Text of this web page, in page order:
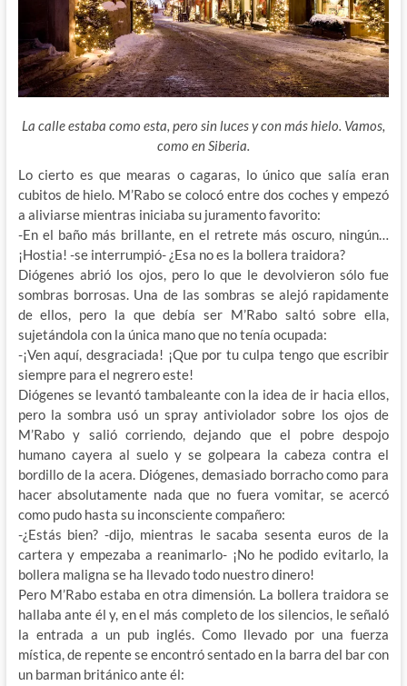
La calle estaba como esta, pero sin luces y con más hielo. Vamos,
como en Siberia.
Lo cierto es que mearas o cagaras, lo único que salía eran
cubitos de hielo. M’Rabo se colocó entre dos coches y empezó
a aliviarse mientras iniciaba su juramento favorito:
-En el baño más brillante, en el retrete más oscuro, ningún…
¡Hostia! -se interrumpió- ¿Esa no es la bollera traidora?
Diógenes abrió los ojos, pero lo que le devolvieron sólo fue
sombras borrosas. Una de las sombras se alejó rapidamente
de ellos, pero la que debía ser M’Rabo saltó sobre ella,
sujetándola con la única mano que no tenía ocupada:
-¡Ven aquí, desgraciada! ¡Que por tu culpa tengo que escribir
siempre para el negrero este!
Diógenes se levantó tambaleante con la idea de ir hacia ellos,
pero la sombra usó un spray antiviolador sobre los ojos de
M’Rabo y salió corriendo, dejando que el pobre despojo
humano cayera al suelo y se golpeara la cabeza contra el
bordillo de la acera. Diógenes, demasiado borracho como para
hacer absolutamente nada que no fuera vomitar, se acercó
como pudo hasta su inconsciente compañero:
-¿Estás bien? -dijo, mientras le sacaba sesenta euros de la
cartera y empezaba a reanimarlo- ¡No he podido evitarlo, la
bollera maligna se ha llevado todo nuestro dinero!
Pero M’Rabo estaba en otra dimensión. La bollera traidora se
hallaba ante él y, en el más completo de los silencios, le señaló
la entrada a un pub inglés. Como llevado por una fuerza
mística, de repente se encontró sentado en la barra del bar con
un barman británico ante él: